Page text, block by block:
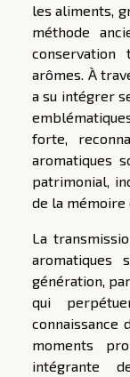
les aliments,
méthode
conservation
arômes. À
a su intégrer
forte,
aromatiques
patrimonial,
de la mémoire
La
aromatiques
génération,
qui
connaissance
moments
intégrante